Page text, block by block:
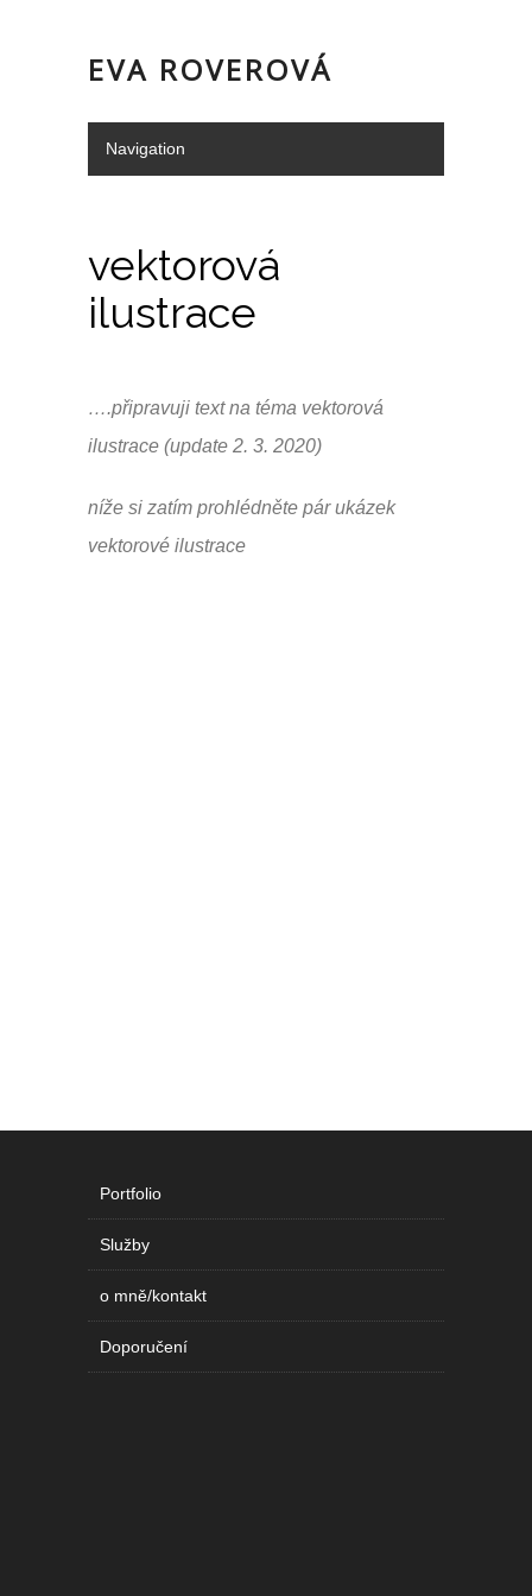
EVA ROVEROVÁ
Navigation
vektorová
ilustrace
….připravuji text na téma vektorová
ilustrace (update 2. 3. 2020)
níže si zatím prohlédněte pár ukázek
vektorové ilustrace
Portfolio
Služby
o mně/kontakt
Doporučení